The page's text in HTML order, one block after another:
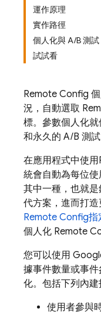
運作原理
實作路徑
個人化與 A/B 測試
試試看
Remote Config
況，自動選取
標。參數個人化
和永久的 A/B 測試
在應用程式中使用
統會自動為每位
其中一種，也就
代方案，進而打
Remote Config指
個人化 Remote
您可以使用
據事件數量或事
化。包括下列內建
使用者參與